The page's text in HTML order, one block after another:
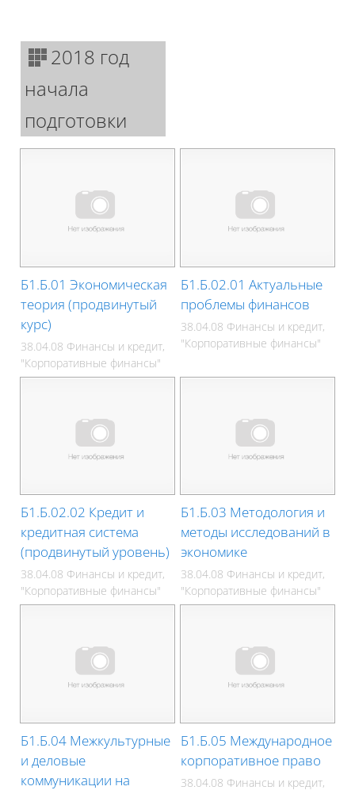
2018 год
начала
подготовки
Б1.Б.01 Экономическая
теория (продвинутый
курс)
38.04.08 Финансы и кредит,
"Корпоративные финансы"
Б1.Б.02.01 Актуальные
проблемы финансов
38.04.08 Финансы и кредит,
"Корпоративные финансы"
Б1.Б.02.02 Кредит и
кредитная система
(продвинутый уровень)
38.04.08 Финансы и кредит,
"Корпоративные финансы"
Б1.Б.03 Методология и
методы исследований в
экономике
38.04.08 Финансы и кредит,
"Корпоративные финансы"
Б1.Б.04 Межкультурные
и деловые
коммуникации на
Б1.Б.05 Международное
корпоративное право
38.04.08 Финансы и кредит,